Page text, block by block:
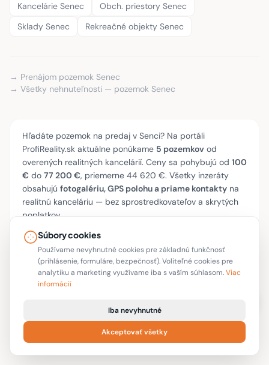
Kancelárie Senec
Obch. priestory Senec
Sklady Senec
Rekreačné objekty Senec
→ Prenájom pozemok Senec
→ Všetky nehnuteľnosti — pozemok Senec
Hľadáte pozemok na predaj v Senci? Na portáli
ProfiReality.sk aktuálne ponúkame 5 pozemkov od
overených realitných kancelárií. Ceny sa pohybujú od 100
€ do 77 200 €, priemerne 44 620 €. Všetky inzeráty
obsahujú fotogalériu, GPS polohu a priame kontakty na
realitnú kanceláriu — bez sprostredkovateľov a skrytých
poplatkov.
Súvisiace vyhľadávania
Pozemky Bratislava
Pozemky Štúrovo
Pozemky Humenné
Pozemky Obid
Pozemky — celé Slovensko
Súbory cookies
Používame nevyhnutné cookies pre základnú funkčnosť
(prihlásenie, formuláre, bezpečnosť). Voliteľné cookies pre
analytiku a marketing využívame iba s vaším súhlasom.Viac
informácií
Iba nevyhnutné
Akceptovať všetky